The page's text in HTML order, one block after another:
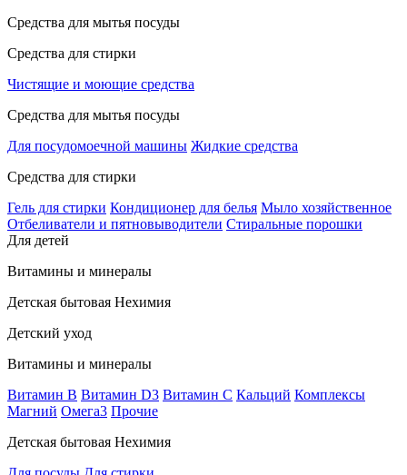
Средства для мытья посуды
Средства для стирки
Чистящие и моющие средства
Средства для мытья посуды
Для посудомоечной машины Жидкие средства
Средства для стирки
Гель для стирки Кондиционер для белья Мыло хозяйственное
Отбеливатели и пятновыводители Стиральные порошки
Для детей
Витамины и минералы
Детская бытовая Нехимия
Детский уход
Витамины и минералы
Витамин В Витамин D3 Витамин С Кальций Комплексы
Магний Омега3 Прочие
Детская бытовая Нехимия